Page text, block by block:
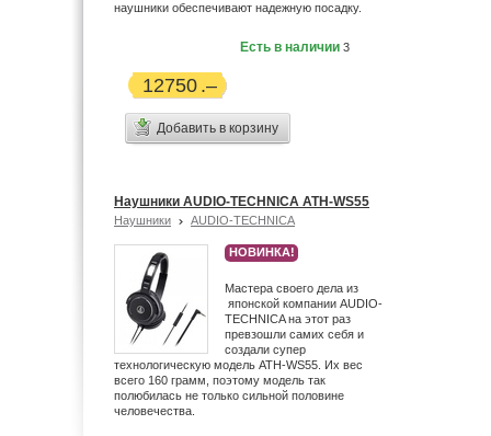
наушники обеспечивают надежную посадку.
Есть в наличии 3
12750
Добавить в корзину
Наушники AUDIO-TECHNICA ATH-WS55
Наушники AUDIO-TECHNICA
НОВИНКА!
Мастера своего дела из
японской компании AUDIO-
TECHNICA на этот раз
превзошли самих себя и
создали супер
технологическую модель ATH-WS55. Их вес
всего 160 грамм, поэтому модель так
полюбилась не только сильной половине
человечества.